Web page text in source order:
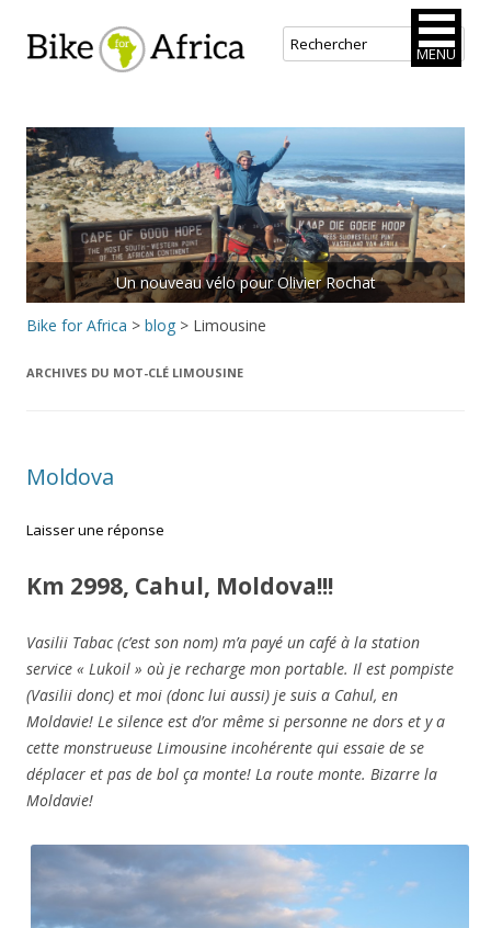
Bike for Africa
au
contenu
principal
Un nouveau vélo pour Olivier Rochat
Bike for Africa > blog > Limousine
ARCHIVES DU MOT-CLÉ LIMOUSINE
Moldova
Laisser une réponse
Km 2998, Cahul, Moldova!!!
Vasilii Tabac (c’est son nom) m’a payé un café à la station
service « Lukoil » où je recharge mon portable. Il est pompiste
(Vasilii donc) et moi (donc lui aussi) je suis a Cahul, en
Moldavie! Le silence est d’or même si personne ne dors et y a
cette monstrueuse Limousine incohérente qui essaie de se
déplacer et pas de bol ça monte! La route monte. Bizarre la
Moldavie!
MENU